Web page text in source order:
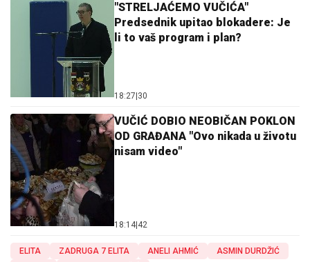
"STRELJAĆEMO VUČIĆA"
Predsednik upitao blokadere: Je
li to vaš program i plan?
18:27 30
VUČIĆ DOBIO NEOBIČAN POKLON
OD GRAĐANA "Ovo nikada u životu
nisam video"
18:14 42
ELITA ZADRUGA 7 ELITA ANELI AHMIĆ
ASMIN DURDŽIĆ